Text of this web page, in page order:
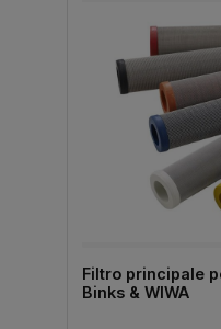
Filtro principale
Binks & WIWA